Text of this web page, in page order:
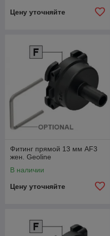
Цену уточняйте
Фитинг прямой 13 мм AF3
жен. Geoline
В наличии
Цену уточняйте